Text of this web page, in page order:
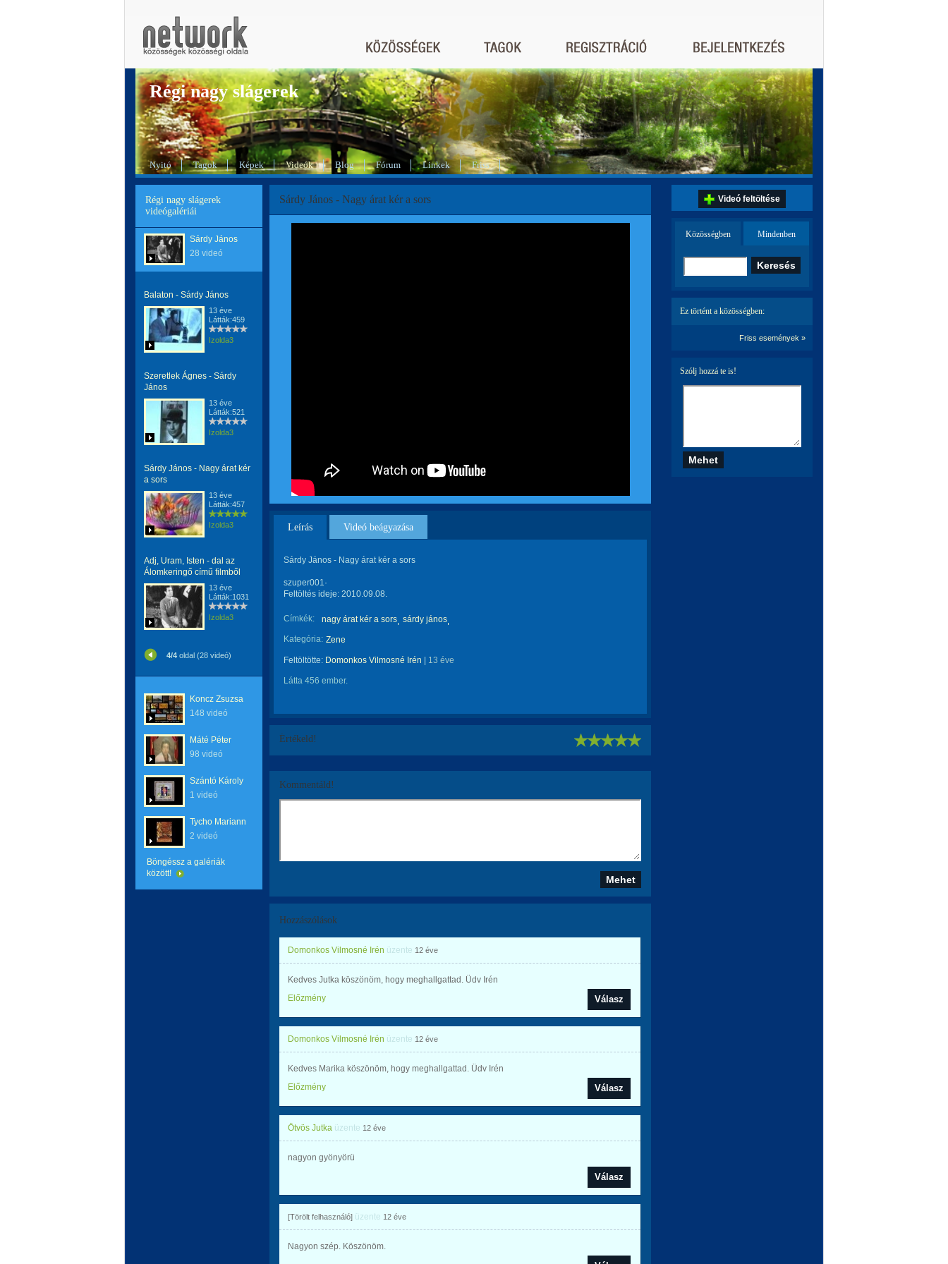
Régi nagy slágerek
Nyitó Tagok Képek Videók Blog Fórum Linkek Friss
Régi nagy slágerek
videógalériái
Sárdy János
28 videó
Balaton - Sárdy János
13 éve
Látták:459
Izolda3
Szeretlek Ágnes - Sárdy
János
13 éve
Látták:521
Izolda3
Sárdy János - Nagy árat kér
a sors
13 éve
Látták:457
Izolda3
Adj, Uram, Isten - dal az
Álomkeringő című filmből
13 éve
Látták:1031
Izolda3
4/4 oldal (28 videó)
Koncz Zsuzsa
148 videó
Máté Péter
98 videó
Szántó Károly
1 videó
Tycho Mariann
2 videó
Böngéssz a galériák
között!
Sárdy János - Nagy árat kér a sors
Leírás Videó beágyazása
Sárdy János - Nagy árat kér a sors
szuper001·
Feltöltés ideje: 2010.09.08.
Címkék: nagy árat kér a sors sárdy jános
Kategória: Zene
Feltöltötte: Domonkos Vilmosné Irén 13 éve
Látta 456 ember.
Értékeld!
Kommentáld!
Hozzászólások
Domonkos Vilmosné Irén üzente 12 éve
Kedves Jutka köszönöm, hogy meghallgattad. Üdv Irén
Előzmény
Válasz
Domonkos Vilmosné Irén üzente 12 éve
Kedves Marika köszönöm, hogy meghallgattad. Üdv Irén
Előzmény
Válasz
Ötvös Jutka üzente 12 éve
nagyon gyönyörü
Válasz
[Törölt felhasználó] üzente 12 éve
Nagyon szép. Köszönöm.
Videó feltöltése
Közösségben Mindenben
Ez történt a közösségben:
Friss események »
Szólj hozzá te is!